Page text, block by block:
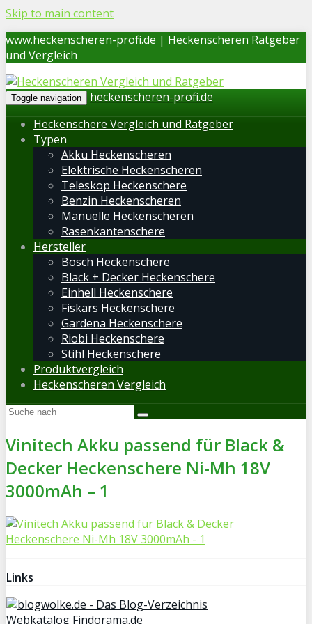
Skip to main content
www.heckenscheren-profi.de | Heckenscheren Ratgeber
und Vergleich
Toggle navigation
heckenscheren-profi.de
Heckenschere Vergleich und Ratgeber
Typen
Akku Heckenscheren
Elektrische Heckenscheren
Teleskop Heckenschere
Benzin Heckenscheren
Manuelle Heckenscheren
Rasenkantenschere
Hersteller
Bosch Heckenschere
Black + Decker Heckenschere
Einhell Heckenschere
Fiskars Heckenschere
Gardena Heckenschere
Riobi Heckenschere
Stihl Heckenschere
Produktvergleich
Heckenscheren Vergleich
Vinitech Akku passend für Black &
Decker Heckenschere Ni-Mh 18V
3000mAh – 1
Links
Webkatalog Findorama.de